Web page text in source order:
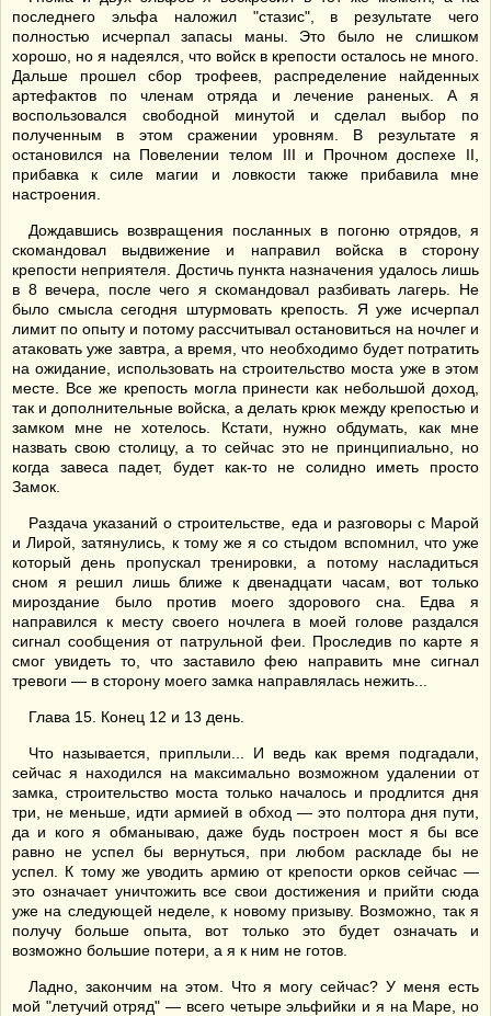
последнего эльфа наложил "стазис", в результате чего
полностью исчерпал запасы маны. Это было не слишком
хорошо, но я надеялся, что войск в крепости осталось не много.
Дальше прошел сбор трофеев, распределение найденных
артефактов по членам отряда и лечение раненых. А я
воспользовался свободной минутой и сделал выбор по
полученным в этом сражении уровням. В результате я
остановился на Повелении телом III и Прочном доспехе II,
прибавка к силе магии и ловкости также прибавила мне
настроения.
Дождавшись возвращения посланных в погоню отрядов, я
скомандовал выдвижение и направил войска в сторону
крепости неприятеля. Достичь пункта назначения удалось лишь
в 8 вечера, после чего я скомандовал разбивать лагерь. Не
было смысла сегодня штурмовать крепость. Я уже исчерпал
лимит по опыту и потому рассчитывал остановиться на ночлег и
атаковать уже завтра, а время, что необходимо будет потратить
на ожидание, использовать на строительство моста уже в этом
месте. Все же крепость могла принести как небольшой доход,
так и дополнительные войска, а делать крюк между крепостью и
замком мне не хотелось. Кстати, нужно обдумать, как мне
назвать свою столицу, а то сейчас это не принципиально, но
когда завеса падет, будет как-то не солидно иметь просто
Замок.
Раздача указаний о строительстве, еда и разговоры с Марой
и Лирой, затянулись, к тому же я со стыдом вспомнил, что уже
который день пропускал тренировки, а потому насладиться
сном я решил лишь ближе к двенадцати часам, вот только
мироздание было против моего здорового сна. Едва я
направился к месту своего ночлега в моей голове раздался
сигнал сообщения от патрульной феи. Проследив по карте я
смог увидеть то, что заставило фею направить мне сигнал
тревоги — в сторону моего замка направлялась нежить...
Глава 15. Конец 12 и 13 день.
Что называется, приплыли... И ведь как время подгадали,
сейчас я находился на максимально возможном удалении от
замка, строительство моста только началось и продлится дня
три, не меньше, идти армией в обход — это полтора дня пути,
да и кого я обманываю, даже будь построен мост я бы все
равно не успел бы вернуться, при любом раскладе бы не
успел. К тому же уводить армию от крепости орков сейчас —
это означает уничтожить все свои достижения и прийти сюда
уже на следующей неделе, к новому призыву. Возможно, так я
получу больше опыта, вот только это будет означать и
возможно большие потери, а я к ним не готов.
Ладно, закончим на этом. Что я могу сейчас? У меня есть
мой "летучий отряд" — всего четыре эльфийки и я на Маре, но